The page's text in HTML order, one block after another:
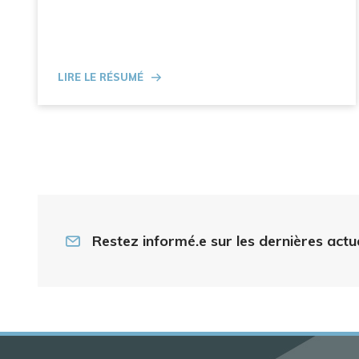
Lire le résumé
Restez informé.e sur les dernières